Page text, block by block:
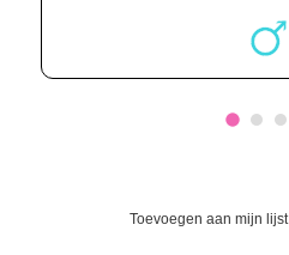
Toevoegen aan mijn lijst